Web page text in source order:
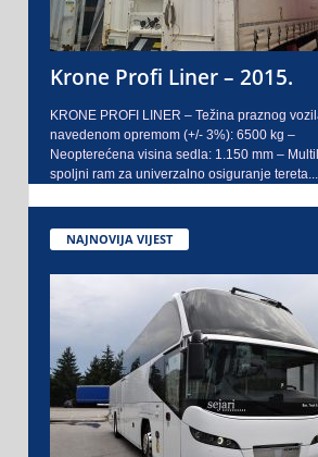
j
o
Krone Profi Liner – 2015.
KRONE PROFI LINER – Težina praznog
navedenom opremom (+/- 3%): 6500 kg –
Neopterećena visina sedla: 1.150 mm –
spoljni ram za univerzalno osiguranje tereta...
NAJNOVIJA VIJEST